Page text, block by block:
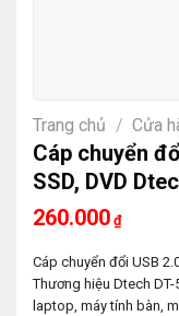
Trang chủ / Cửa
Cáp chuyển
SSD, DVD
260.000 ₫
Cáp chuyển đổi USB
Thương hiệu Dtech
laptop, máy tính bàn,